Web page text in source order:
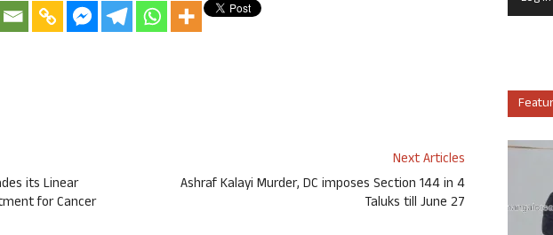
its Linear
for Cancer
Next Articles
Ashraf Kalayi Murder, DC imposes Section 144 in 4
Taluks till June 27